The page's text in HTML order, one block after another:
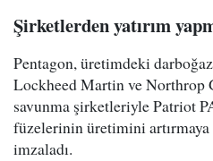
Şirketlerden yatırım
Pentagon, üretimdeki
Lockheed Martin ve Northrop
savunma şirketleriyle Patriot
füzelerinin üretimini
imzaladı.